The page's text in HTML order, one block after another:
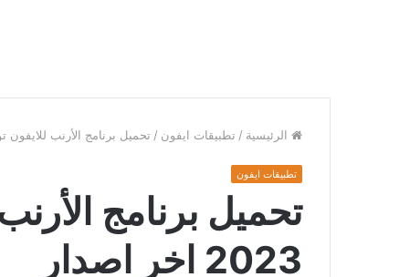
الرئيسية / تطبيقات ايفون / تحميل برنامج الأرنب للايفون توتو اب 2023
تطبيقات ايفون
تحميل برنامج
2023 اخر اصدار